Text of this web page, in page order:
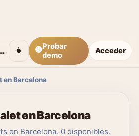
Eligemicasa 🟡Probar
demo
Acceder
en Barcelona
en Barcelona
en Barcelona. 0 disponibles.